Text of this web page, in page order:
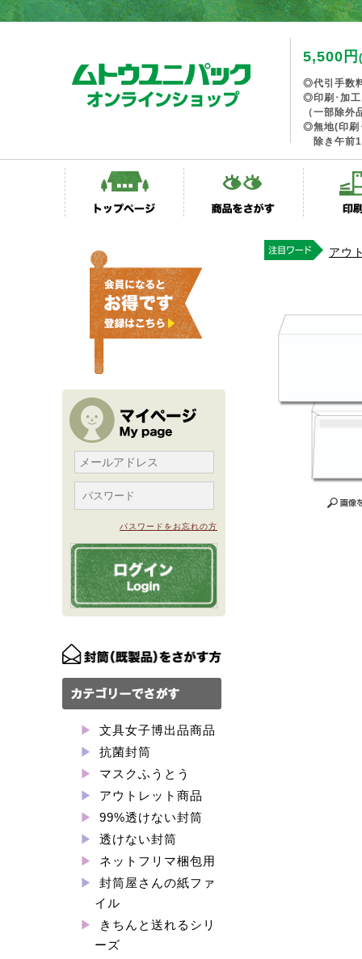
5,500円
◎代引手数
◎印刷･加工
（一部除外
◎無地(印刷
除き午前
パスワードをお忘れの方
文具女子博出品商品
抗菌封筒
マスクふうとう
アウトレット商品
99%透けない封筒
透けない封筒
ネットフリマ梱包用
封筒屋さんの紙ファ
イル
きちんと送れるシリ
ーズ
アウ